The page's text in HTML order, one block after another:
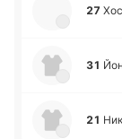
27
31
21